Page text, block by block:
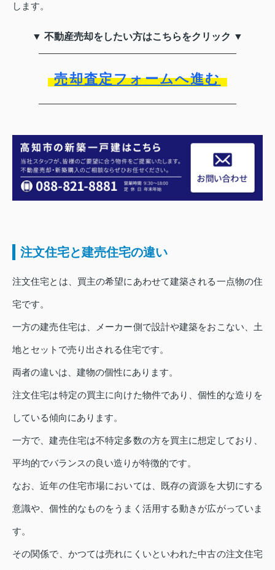
します。
▼ 不動産売却をしたい方はこちらをクリック ▼
売却査定フォームへ進む
注文住宅と建売住宅の違い
注文住宅とは、買主の希望にあわせて建築される一点物の住
宅です。
一方の建売住宅は、メーカー側で設計や建築をおこない、土
地とセットで売り出される住宅です。
両者の違いは、建物の個性にあります。
注文住宅は特定の買主に向けた物件であり、個性的な造りを
している傾向にあります。
一方で、建売住宅は不特定多数の方を買主に想定しており、
平均的でバランスの良い造りが特徴的です。
なお、近年の住宅市場においては、既存の資源を大切にする
意識や、個性的なものをうまく活用する動きが広がっていま
す。
その関係で、かつては売れにくいといわれた中古の注文住宅